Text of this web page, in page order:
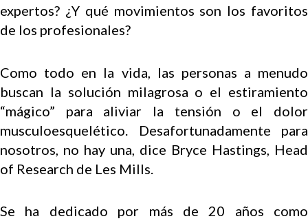
expertos? ¿Y qué movimientos son los favoritos
de los profesionales?
Como todo en la vida, las personas a menudo
buscan la solución milagrosa o el estiramiento
“mágico” para aliviar la tensión o el dolor
musculoesquelético. Desafortunadamente para
nosotros, no hay una, dice Bryce Hastings, Head
of Research de Les Mills.
Se ha dedicado por más de 20 años como